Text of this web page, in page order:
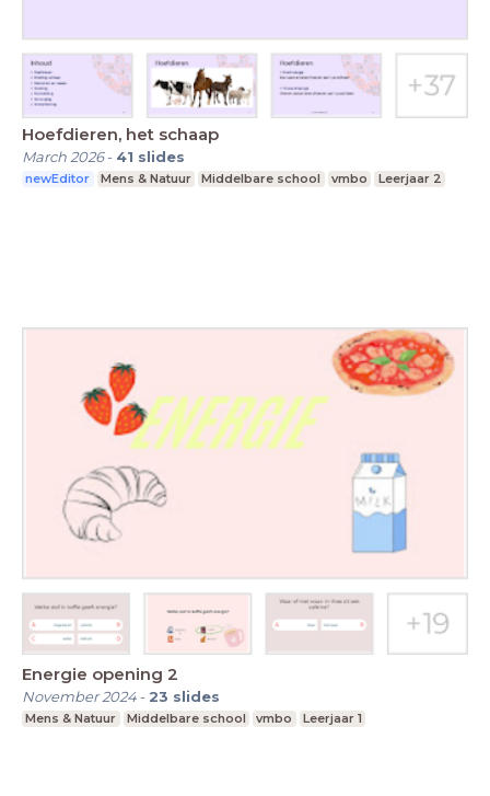
Hoefdieren, het schaap
March 2026- 41 slides
newEditor Mens & Natuur Middelbare school vmbo Leerjaar 2
Energie opening 2
November 2024- 23 slides
Mens & Natuur Middelbare school vmbo Leerjaar 1